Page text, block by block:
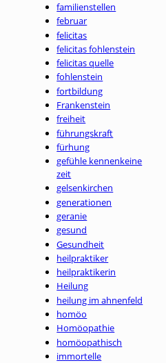
familienstellen
februar
felicitas
felicitas fohlenstein
felicitas quelle
fohlenstein
fortbildung
Frankenstein
freiheit
führungskraft
fürhung
gefühle kennenkeine
zeit
gelsenkirchen
generationen
geranie
gesund
Gesundheit
heilpraktiker
heilpraktikerin
Heilung
heilung im ahnenfeld
homöo
Homöopathie
homöopathisch
immortelle